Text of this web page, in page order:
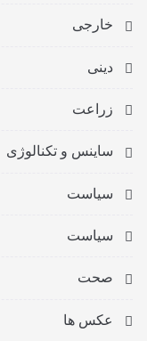
خارجی
دینی
زراعت
ساینس و تکنالوژی
سیاست
سیاست
صحت
عکس ها